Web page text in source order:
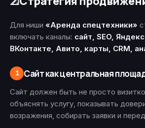
Для ниши «Аренда спецтехники»
включать каналы: сайт, SEO,
ВКонтакте, Авито, карты, CRM,
1 Сайт как центральная
Сайт должен быть не просто
объяснять услугу, показывать
возражения, собирать заявки и